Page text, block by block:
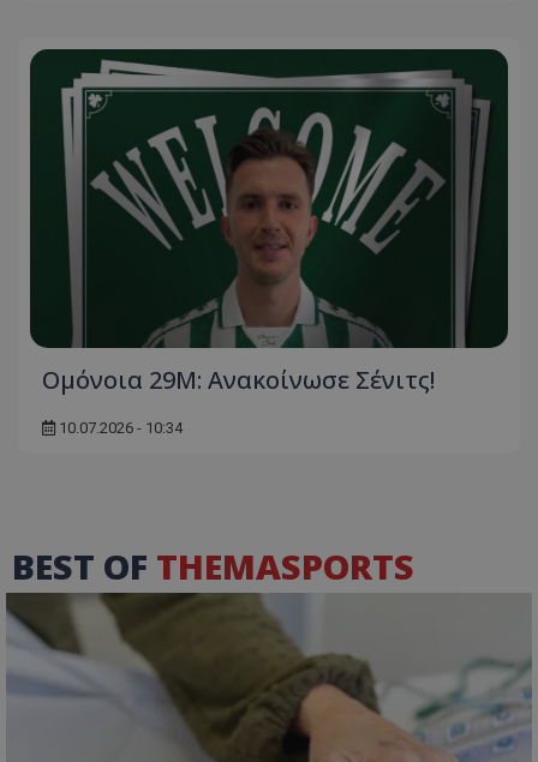
Ομόνοια 29Μ: Ανακοίνωσε Σένιτς!
10.07.2026 - 10:34
BEST OF THEMASPORTS